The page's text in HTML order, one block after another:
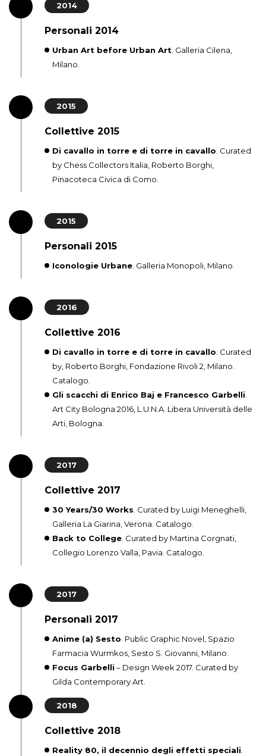
2014
Personali 2014
Urban Art before Urban Art . Galleria Cilena,
Milano.
2015
Collettive 2015
Di cavallo in torre e di torre in cavallo . Curated
by Chess Collectors Italia, Roberto Borghi,
Pinacoteca Civica di Como.
2015
Personali 2015
Iconologie Urbane . Galleria Monopoli, Milano.
2016
Collettive 2016
Di cavallo in torre e di torre in cavallo . Curated
by, Roberto Borghi, Fondazione Rivoli 2, Milano.
Catalogo.
Gli scacchi di Enrico Baj e Francesco Garbelli
Art City Bologna 2016, L.U.N.A. Libera Università delle
Arti, Bologna.
2017
Collettive 2017
30 Years/30 Works . Curated by Luigi Meneghelli,
Galleria La Giarina, Verona. Catalogo.
Back to College . Curated by Martina Corgnati,
Collegio Lorenzo Valla, Pavia. Catalogo.
2017
Personali 2017
Anime (a) Sesto . Public Graphic Novel, Spazio
Farmacia Wurmkos, Sesto S. Giovanni, Milano.
Focus Garbelli – Design Week 2017. Curated by
Gilda Contemporary Art.
2018
Collettive 2018
Reality 80, il decennio degli effetti speciali